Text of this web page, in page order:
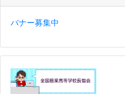
バナー募集中